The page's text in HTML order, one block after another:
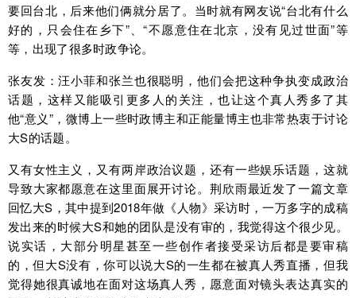
要回台北，后来他们俩就分居了。当时就有网友说“台北有什么
好的，只会住在乡下”、“不愿意住在北京，没有见过世面”等
等，出现了很多时政争论。
张友发：汪小菲和张兰也很聪明，他们会把这种争执变成政治
话题，这样又能吸引更多人的关注，也让这个真人秀多了其
他“意义”，微博上一些时政博主和正能量博主也非常热衷于讨论
大S的话题。
又有女性主义，又有两岸政治议题，还有一些娱乐话题，这就
导致大家都愿意在这里面展开讨论。荆欣雨最近发了一篇文章
回忆大S，其中提到2018年做《人物》采访时，一万多字的成稿
发出来的时候大S和她的团队是没有审的，我觉得这个很少见。
说实话，大部分明星甚至一些创作者接受采访后都是要审稿
的，但大S没有，你可以说大S的一生都在被真人秀直播，但我
觉得她很真诚地在面对这场真人秀，愿意面对镜头表达真实的